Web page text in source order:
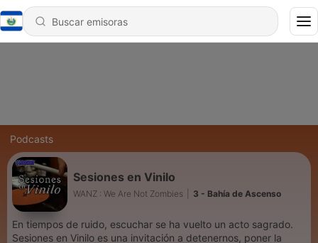
Podcasts
Sesiones en Vinilo
WANZ : We Are Not Zombies 3 - Bahía de Ascenso
En tiempos de ruido, escuchar se ha vuelto un acto sagrado.
Sesiones en Vinilo es una invitación a detenernos, poner la